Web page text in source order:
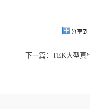
分享到
下一篇： TEK大型真